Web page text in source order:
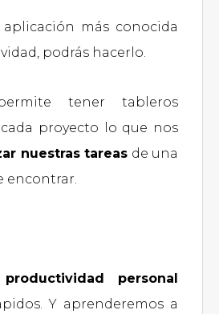
más conocida
podrás hacerlo.
tener tableros
proyecto lo que nos
nuestras tareas de una
encontrar.
productividad personal
Y aprenderemos a